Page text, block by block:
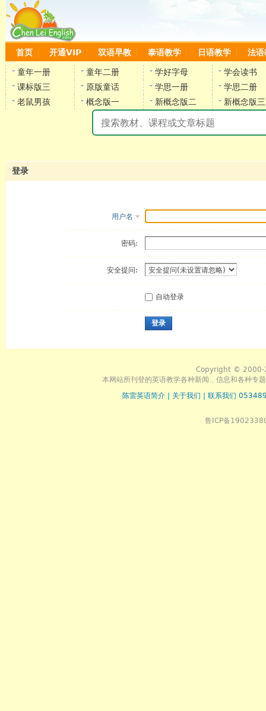
首页 开通VIP 双语早教 泰语教学 日语教学 法语
童年一册 童年二册 学好字母
学会读书
课标版三
原版童话 学思一册
学思二册
老鼠男孩
概念版一 新概念版二 新概念版三
登录
用户名
密码:
安全提问:
自动登录
登录
Copyright © 2000-
本网站所刊登的英语教学各种新闻﹑信息和各种专
陈雷英语简介
关于我们 联系我们
鲁ICP备